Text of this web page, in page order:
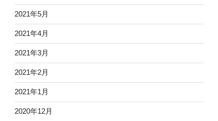
2021年5月
2021年4月
2021年3月
2021年2月
2021年1月
2020年12月